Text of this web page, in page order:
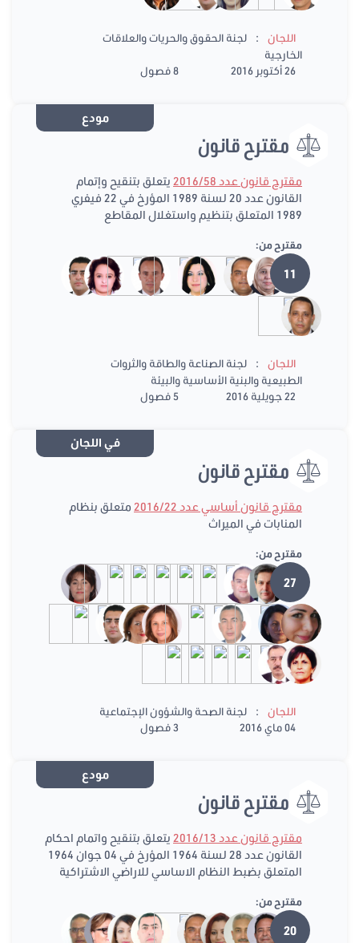
اللجان :
لجنة الحقوق والحريات والعلاقات
الخارجية
26 أكتوبر 2016
8 فصول
مودع
مقترح قانون
مقترح قانون عدد 2016/58
يتعلق بتنقيح وإتمام
القانون عدد 20 لسنة 1989 المؤرخ في 22 فيفري
1989 المتعلق بتنظيم واستغلال المقاطع
مقترح من:
11
اللجان :
لجنة الصناعة والطاقة والثروات
الطبيعية والبنية الأساسية والبيئة
22 جويلية 2016
5 فصول
في اللجان
مقترح قانون
مقترح قانون أساسي عدد 2016/22
متعلق بنظام
المنابات في الميراث
مقترح من:
27
اللجان :
لجنة الصحة والشؤون الإجتماعية
04 ماي 2016
3 فصول
مودع
مقترح قانون
مقترح قانون عدد 2016/13
يتعلق بتنقيح واتمام احكام
القانون عدد 28 لسنة 1964 المؤرخ في 04 جوان 1964
المتعلق بضبط النظام الاساسي للاراضي الاشتراكية
مقترح من:
20